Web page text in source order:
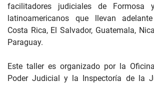
facilitadores judiciales de
latinoamericanos que llevan
Costa Rica, El Salvador, Guatemala,
Paraguay.
Este taller es organizado por la
Poder Judicial y la Inspectoría de la